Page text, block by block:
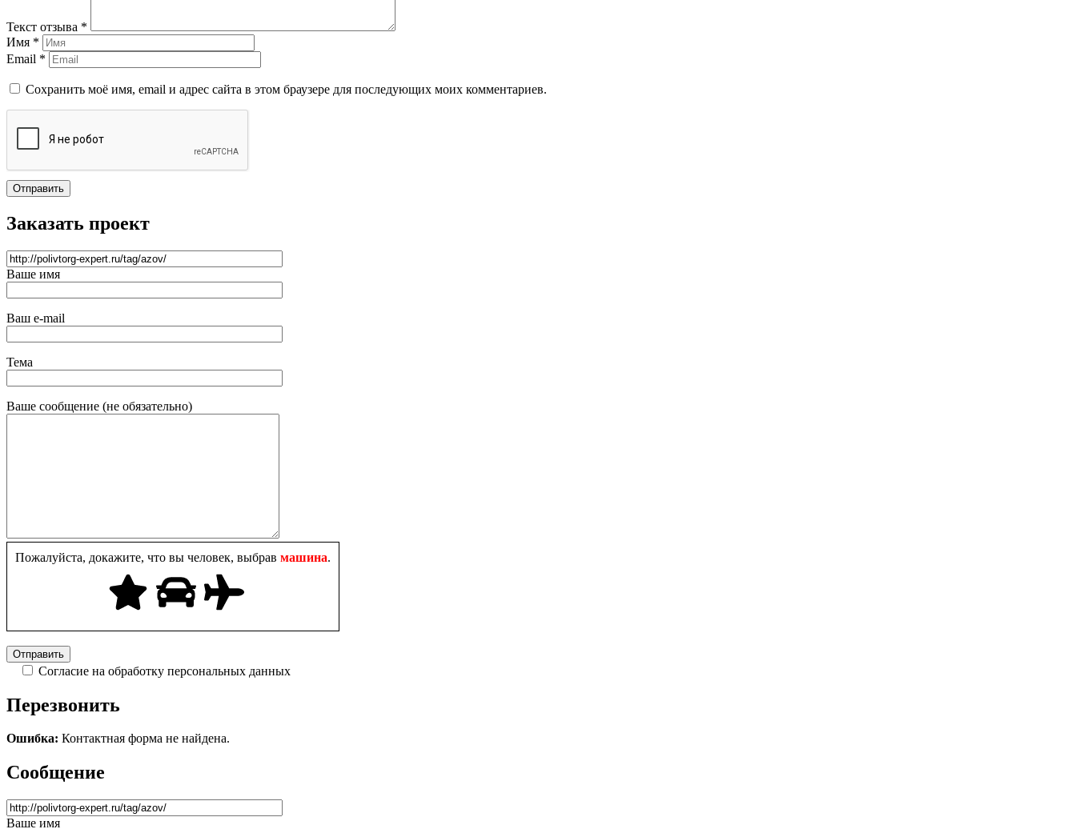
Текст отзыва *
Имя *
Email *
Сохранить моё имя, email и адрес сайта в этом браузере для последующих моих комментариев.
Отправить
Заказать проект
Ваше имя
Ваш e-mail
Тема
Ваше сообщение (не обязательно)
Пожалуйста, докажите, что вы человек, выбрав машина.
Согласие на обработку персональных данных
Перезвонить
Ошибка: Контактная форма не найдена.
Сообщение
Ваше имя